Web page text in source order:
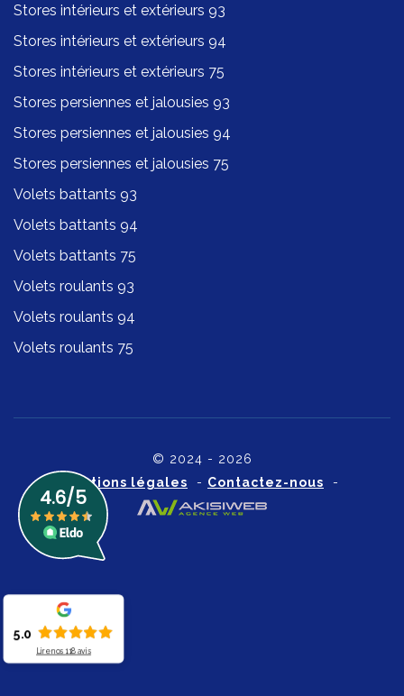
Stores intérieurs et extérieurs 93
Stores intérieurs et extérieurs 94
Stores intérieurs et extérieurs 75
Stores persiennes et jalousies 93
Stores persiennes et jalousies 94
Stores persiennes et jalousies 75
Volets battants 93
Volets battants 94
Volets battants 75
Volets roulants 93
Volets roulants 94
Volets roulants 75
© 2024 - 2026
Mentions légales - Contactez-nous -
5.0
Lire nos 118 avis